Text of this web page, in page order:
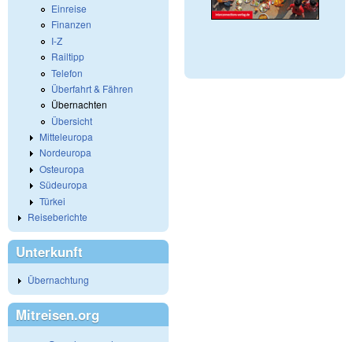
Einreise
Finanzen
I-Z
Railtipp
Telefon
Überfahrt & Fähren
Übernachten
Übersicht
Mitteleuropa
Nordeuropa
Osteuropa
Südeuropa
Türkei
Reiseberichte
Unterkunft
Übernachtung
Mitreisen.org